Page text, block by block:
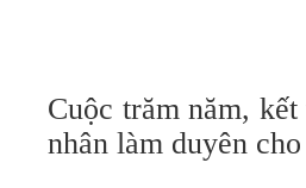
Cuộc trăm năm,
nhân làm duyên